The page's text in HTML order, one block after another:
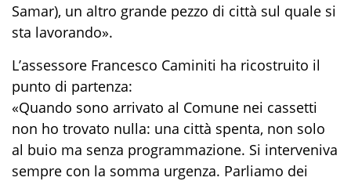
Samar), un altro grande pezzo di città sul quale si
sta lavorando».
L’assessore Francesco Caminiti ha ricostruito il
punto di partenza:
«Quando sono arrivato al Comune nei cassetti
non ho trovato nulla: una città spenta, non solo
al buio ma senza programmazione. Si interveniva
sempre con la somma urgenza. Parliamo dei